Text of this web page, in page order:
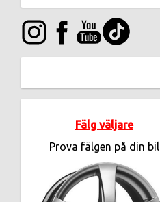
Fälg väljare
Prova fälgen på din bil